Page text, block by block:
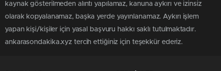
kaynak gösterilmeden alıntı yapılamaz, kanuna aykırı ve izinsiz
olarak kopyalanamaz, başka yerde yayınlanamaz. Aykırı işlem
yapan kişi/kişiler için yasal başvuru hakkı saklı tutulmaktadır.
ankarasondakika.xyz tercih ettiğiniz için teşekkür ederiz.